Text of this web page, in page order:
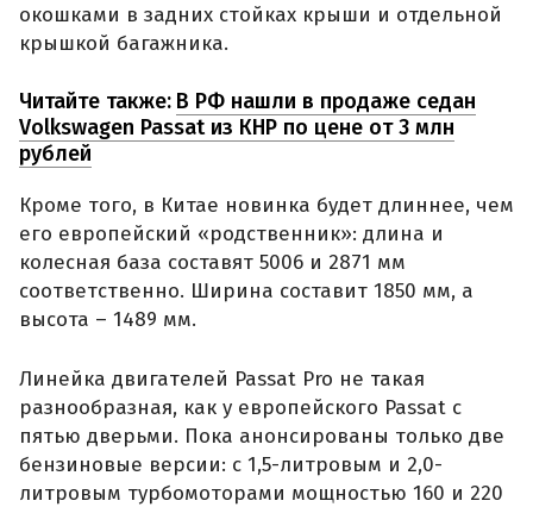
окошками в задних стойках крыши и отдельной
крышкой багажника.
Читайте также: В РФ нашли в продаже седан
Volkswagen Passat из КНР по цене от 3 млн
рублей
Кроме того, в Китае новинка будет длиннее, чем
его европейский «родственник»: длина и
колесная база составят 5006 и 2871 мм
соответственно. Ширина составит 1850 мм, а
высота – 1489 мм.
Линейка двигателей Passat Pro не такая
разнообразная, как у европейского Passat с
пятью дверьми. Пока анонсированы только две
бензиновые версии: с 1,5-литровым и 2,0-
литровым турбомоторами мощностью 160 и 220